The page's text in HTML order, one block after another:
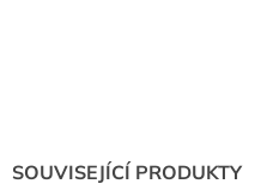
SOUVISEJÍCÍ PRODUKTY